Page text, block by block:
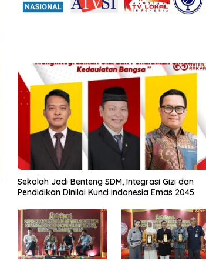
Sekolah Jadi Benteng SDM, Integrasi Gizi dan
Pendidikan Dinilai Kunci Indonesia Emas 2045